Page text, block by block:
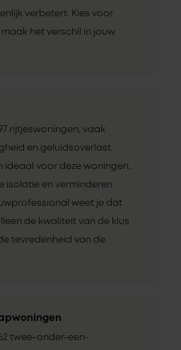
verbetert. Kies voor
het verschil in jouw
rijtjeswoningen, vaak
en geluidsoverlast.
ideaal voor deze woningen.
isolatie en verminderen
weet je dat
de kwaliteit van de klus
tevredenheid van de
twee-onder-een-